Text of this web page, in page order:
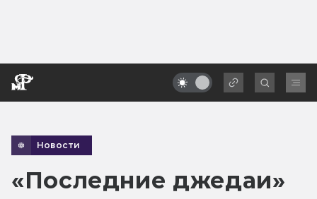
Новости
«Последние джедаи»